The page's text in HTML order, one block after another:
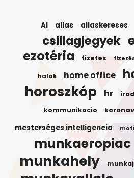
AI allas allaskereses
csillagjegyek
ezotéria fizetes
halak home office
horoszkóp hr
kommunikacio
mesterséges intelligencia
munkaeropiac
munkahely